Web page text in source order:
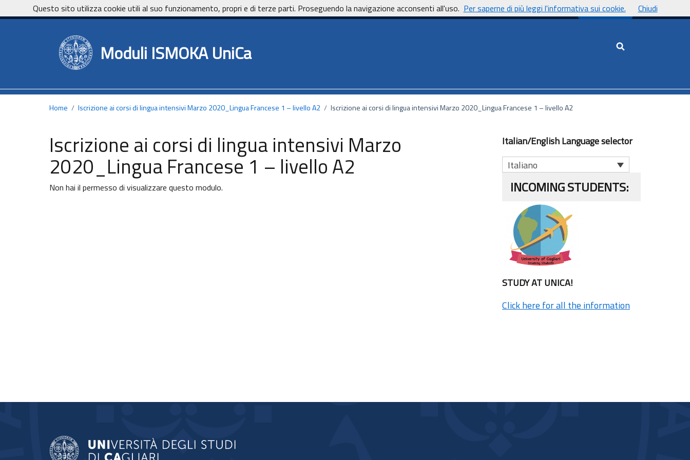
Vai ai contenuti
Vai al footer UnicaNews
Moduli ISMOKA UniCa Cerca nel sito
Home / Iscrizione ai corsi di lingua intensivi Marzo 2020_Lingua Francese 1 – livello A2 / Iscrizione ai corsi di lingua intensivi Marzo 2020_Lingua Francese 1 – livello A2
Iscrizione ai corsi di lingua intensivi Marzo
2020_Lingua Francese 1 – livello A2
Non hai il permesso di visualizzare questo modulo.
Italian/English Language selector
Italiano
INCOMING STUDENTS:
STUDY AT UNICA!
Click here for all the information
Questo sito utilizza cookie utili al suo funzionamento, propri e di terze parti. Proseguendo la navigazione acconsenti all'uso. Per saperne di più leggi l'informativa sui cookie. Chiudi